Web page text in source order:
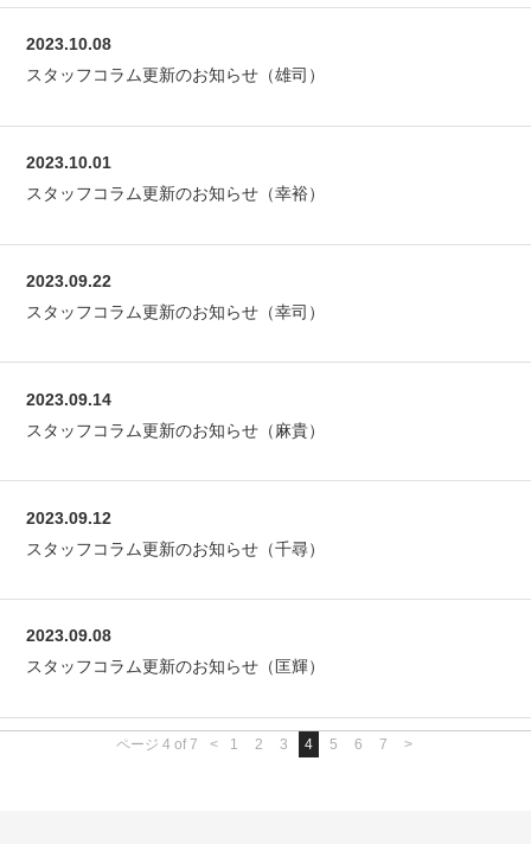
2023.10.08
スタッフコラム更新のお知らせ（雄司）
2023.10.01
スタッフコラム更新のお知らせ（幸裕）
2023.09.22
スタッフコラム更新のお知らせ（幸司）
2023.09.14
スタッフコラム更新のお知らせ（麻貴）
2023.09.12
スタッフコラム更新のお知らせ（千尋）
2023.09.08
スタッフコラム更新のお知らせ（匡輝）
ページ 4 of 7 < 1 2 3 4 5 6 7 >